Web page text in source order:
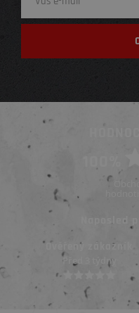
Naposled
Ověřený zákazník
Před 3 týdny